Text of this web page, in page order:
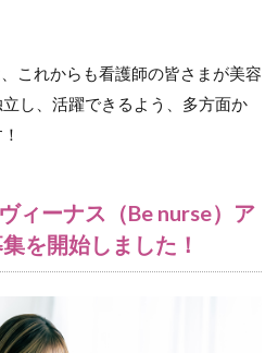
これからも看護師の皆さまが美容
し、活躍できるよう、多方面か
ィーナス（Be nurse）ア
を開始しました！